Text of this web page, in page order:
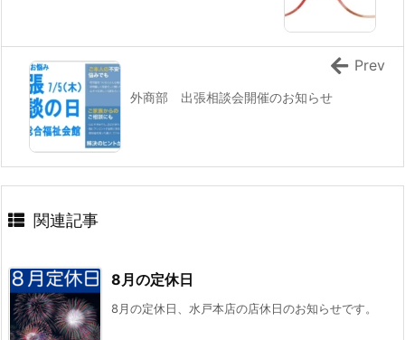
外商部 出張相談会開催のお知らせ
Prev
関連記事
8月の定休日
8月の定休日、水戸本店の店休日のお知らせです。